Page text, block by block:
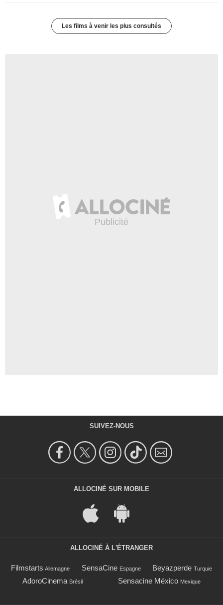
Les films à venir les plus consultés
SUIVEZ-NOUS
ALLOCINÉ SUR MOBILE
ALLOCINÉ À L'ÉTRANGER
Filmstarts Allemagne SensaCine Espagne Beyazperde Turquie
AdoroCinema Brésil Sensacine México Mexique